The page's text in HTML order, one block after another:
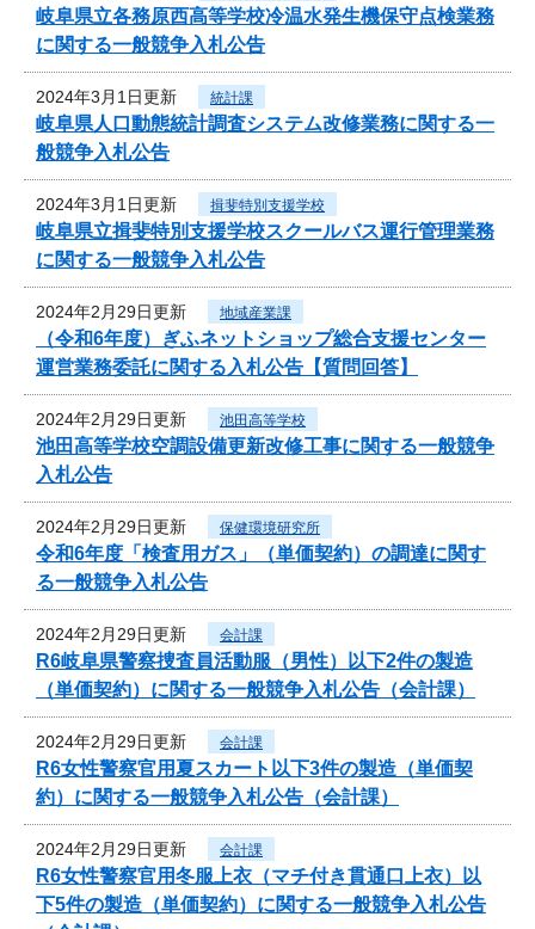
岐阜県立各務原西高等学校冷温水発生機保守点検業務
に関する一般競争入札公告
2024年3月1日更新 統計課
岐阜県人口動態統計調査システム改修業務に関する一
般競争入札公告
2024年3月1日更新 揖斐特別支援学校
岐阜県立揖斐特別支援学校スクールバス運行管理業務
に関する一般競争入札公告
2024年2月29日更新 地域産業課
（令和6年度）ぎふネットショップ総合支援センター
運営業務委託に関する入札公告【質問回答】
2024年2月29日更新 池田高等学校
池田高等学校空調設備更新改修工事に関する一般競争
入札公告
2024年2月29日更新 保健環境研究所
令和6年度「検査用ガス」（単価契約）の調達に関す
る一般競争入札公告
2024年2月29日更新 会計課
R6岐阜県警察捜査員活動服（男性）以下2件の製造
（単価契約）に関する一般競争入札公告（会計課）
2024年2月29日更新 会計課
R6女性警察官用夏スカート以下3件の製造（単価契
約）に関する一般競争入札公告（会計課）
2024年2月29日更新 会計課
R6女性警察官用冬服上衣（マチ付き貫通口上衣）以
下5件の製造（単価契約）に関する一般競争入札公告